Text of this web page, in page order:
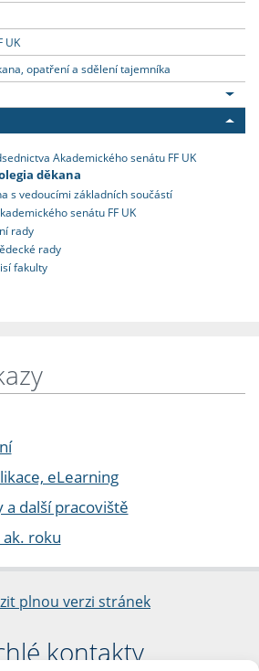
UK
opatření a sdělení tajemníka
Akademického senátu FF UK
děkana
s vedoucími základních součástí
senátu FF UK
rady
rady
fakulty
eLearning
a další pracoviště
roku
plnou verzi stránek
kontakty